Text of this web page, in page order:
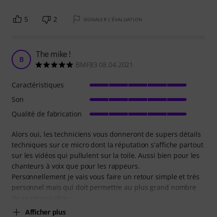
5 2 SIGNALER L'ÉVALUATION
B The mike !
BMF83 08.04.2021
Alors oui, les techniciens vous donneront de supers détails
techniques sur ce micro dont la réputation s'affiche partout
sur les vidéos qui pullulent sur la toile. Aussi bien pour les
chanteurs à voix que pour les rappeurs.
Personnellement je vais vous faire un retour simple et très
personnel mais qui doit permettre au plus grand nombre
Afficher plus
Caractéristiques
Son
Qualité de fabrication